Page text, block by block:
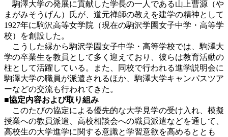
駒澤大学の発展に貢献した学長の一人である山上曹源（や
まがみそうげん）氏が、道元禅師の教えを建学の精神として
1927年に駒沢高等女学院（現在の駒沢学園女子中学・高等学
校）を創設した。
こうした縁から駒沢学園女子中学・高等学校では、駒澤大
学の卒業生を教員として多く迎えており、彼らは教育活動の
柱として活躍している。また、同校で行われる進学説明会に
駒澤大学の職員が派遣されるほか、駒澤大学キャンパスツア
ーなどの交流も行われてきた。
■協定内容および取り組み
このたびの協定による優先的な大学見学の受け入れ、模擬
授業への教員派遣、高校相談会への職員派遣などを通して、
高校生の大学進学に関する意識と学習意欲を高めるととも